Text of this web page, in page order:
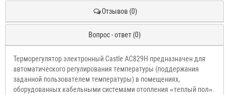
Отзывов (0)
Вопрос - ответ (0)
Терморегулятор электронный Castle АС829H предназначен для
автоматического регулирования температуры (поддержания
заданной пользователем температуры) в помещениях,
оборудованных кабельными системами отопления «теплый пол».